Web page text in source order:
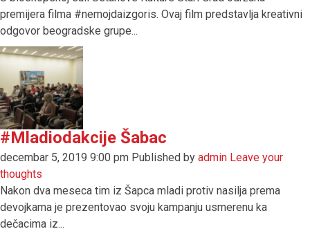
premijera filma #nemojdaizgoris. Ovaj film predstavlja kreativni
odgovor beogradske grupe...
#Mladiodakcije Šabac
decembar 5, 2019 9:00 pm Published by admin Leave your
thoughts
Nakon dva meseca tim iz Šapca mladi protiv nasilja prema
devojkama je prezentovao svoju kampanju usmerenu ka
dečacima iz...